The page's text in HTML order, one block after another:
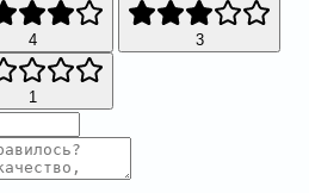
4 3
1